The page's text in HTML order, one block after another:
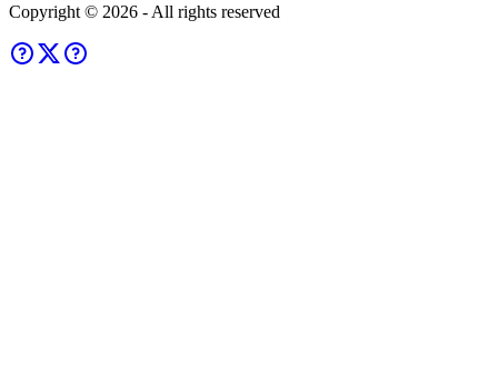
Copyright © 2026 - All rights reserved